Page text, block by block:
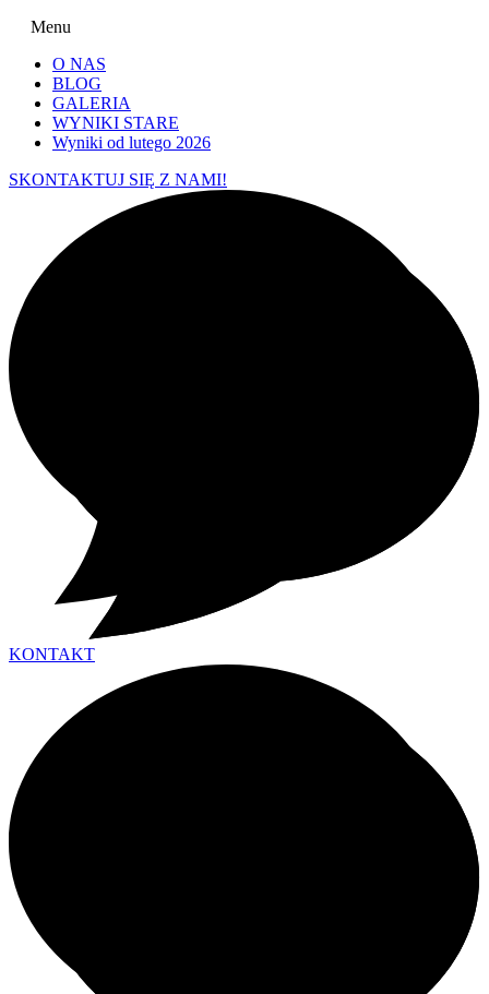
Menu
O NAS
BLOG
GALERIA
WYNIKI STARE
Wyniki od lutego 2026
SKONTAKTUJ SIĘ Z NAMI!
KONTAKT